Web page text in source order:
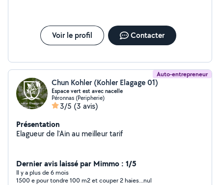
Voir le profil Contacter
Auto-entrepreneur
Chun Kohler (Kohler Elagage 01)
Espace vert est avec nacelle
Péronnas (Peripherie)
3/5 (3 avis)
Présentation
Elagueur de l'Ain au meilleur tarif
Dernier avis laissé par Mimmo : 1/5
Il y a plus de 6 mois
1500 e pour tondre 100 m2 et couper 2 haies...nul